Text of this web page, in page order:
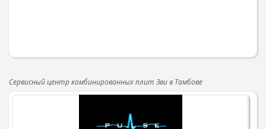
Сервисный центр комбинированных плит Зви в Тамбове